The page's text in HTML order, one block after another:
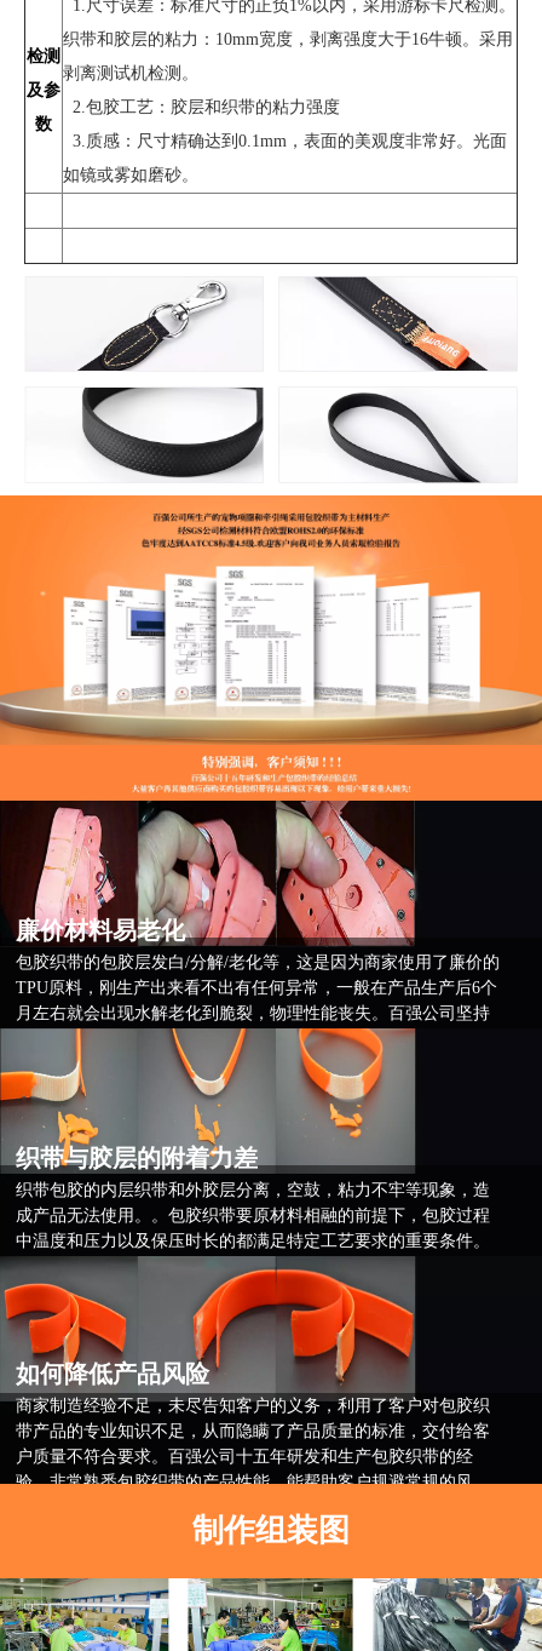
检测
及参
数
1.尺寸误差：标准尺寸的正负1%以内，采用游标卡尺检测。
织带和胶层的粘力：10mm宽度，剥离强度大于16牛顿。采用
剥离测试机检测。
2.包胶工艺：胶层和织带的粘力强度
3.质感：尺寸精确达到0.1mm，表面的美观度非常好。光面
如镜或雾如磨砂。
廉价材料易老化
包胶织带的包胶层发白/分解/老化等，这是因为商家使用了廉价的
TPU原料，刚生产出来看不出有任何异常，一般在产品生产后6个
月左右就会出现水解老化到脆裂，物理性能丧失。百强公司坚持
使用国际知名品牌的原料，产品质保2年以上。
织带与胶层的附着力差
织带包胶的内层织带和外胶层分离，空鼓，粘力不牢等现象，造
成产品无法使用。。包胶织带要原材料相融的前提下，包胶过程
中温度和压力以及保压时长的都满足特定工艺要求的重要条件。
百强公司的包胶织带的粘力标准是15N/CM以上。
如何降低产品风险
商家制造经验不足，未尽告知客户的义务，利用了客户对包胶织
带产品的专业知识不足，从而隐瞒了产品质量的标准，交付给客
户质量不符合要求。百强公司十五年研发和生产包胶织带的经
验，非常熟悉包胶织带的产品性能，能帮助客户规避常规的风
制作组装图